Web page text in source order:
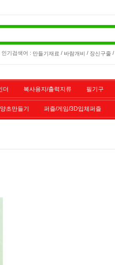
인기검색어 : 만들기재료 / 바람개비 / 장신구줄 /
더 복사용지/출력지류 필기구
초만들기 퍼즐/게임/3D입체퍼즐